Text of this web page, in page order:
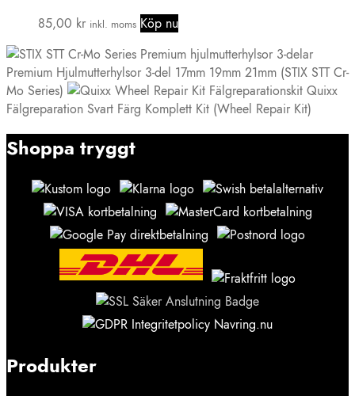
85,00 kr inkl. moms Köp nu
Premium Hjulmutterhylsor 3-del 17mm 19mm 21mm (STIX STT Cr-
Mo Series)
Quixx
Fälgreparation Svart Färg Komplett Kit (Wheel Repair Kit)
Shoppa tryggt
Produkter